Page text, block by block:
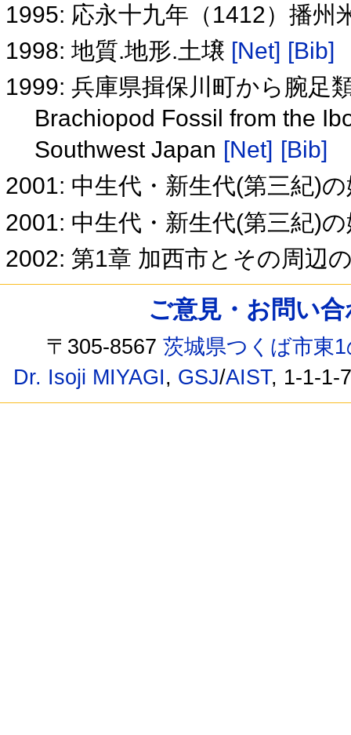
1995: 応永十九年（1412）播州
1998: 地質.地形.土壌 [Net] [Bib]
1999: 兵庫県揖保川町から腕足
Brachiopod Fossil from the
Southwest Japan [Net] [Bib]
2001: 中生代・新生代(第三紀)
2001: 中生代・新生代(第三紀)
2002: 第1章 加西市とその周辺
ご意見・お問い
〒305-8567茨城県つくば市東
Dr. Isoji MIYAGI, GSJ/AIST, 1-1-1-